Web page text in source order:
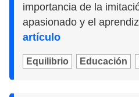
importancia de la
apasionado y el
artículo
Equilibrio Educación